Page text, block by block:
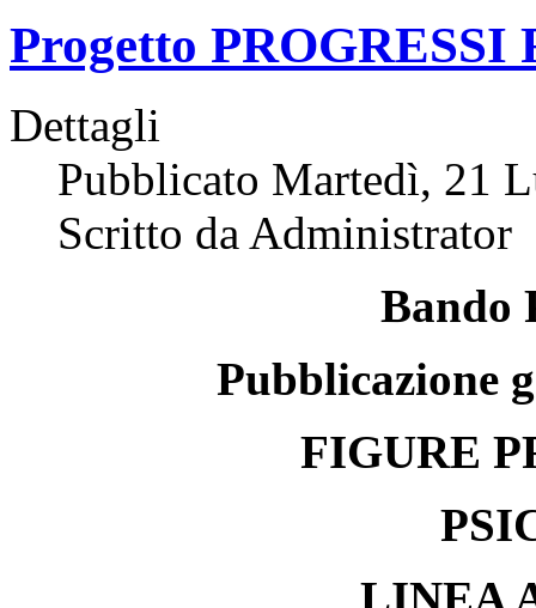
Progetto
Dettagli
Pubblicato Martedì, 21
Scritto da Administrator
Bando
Pubblicazione
FIGURE
LINEA